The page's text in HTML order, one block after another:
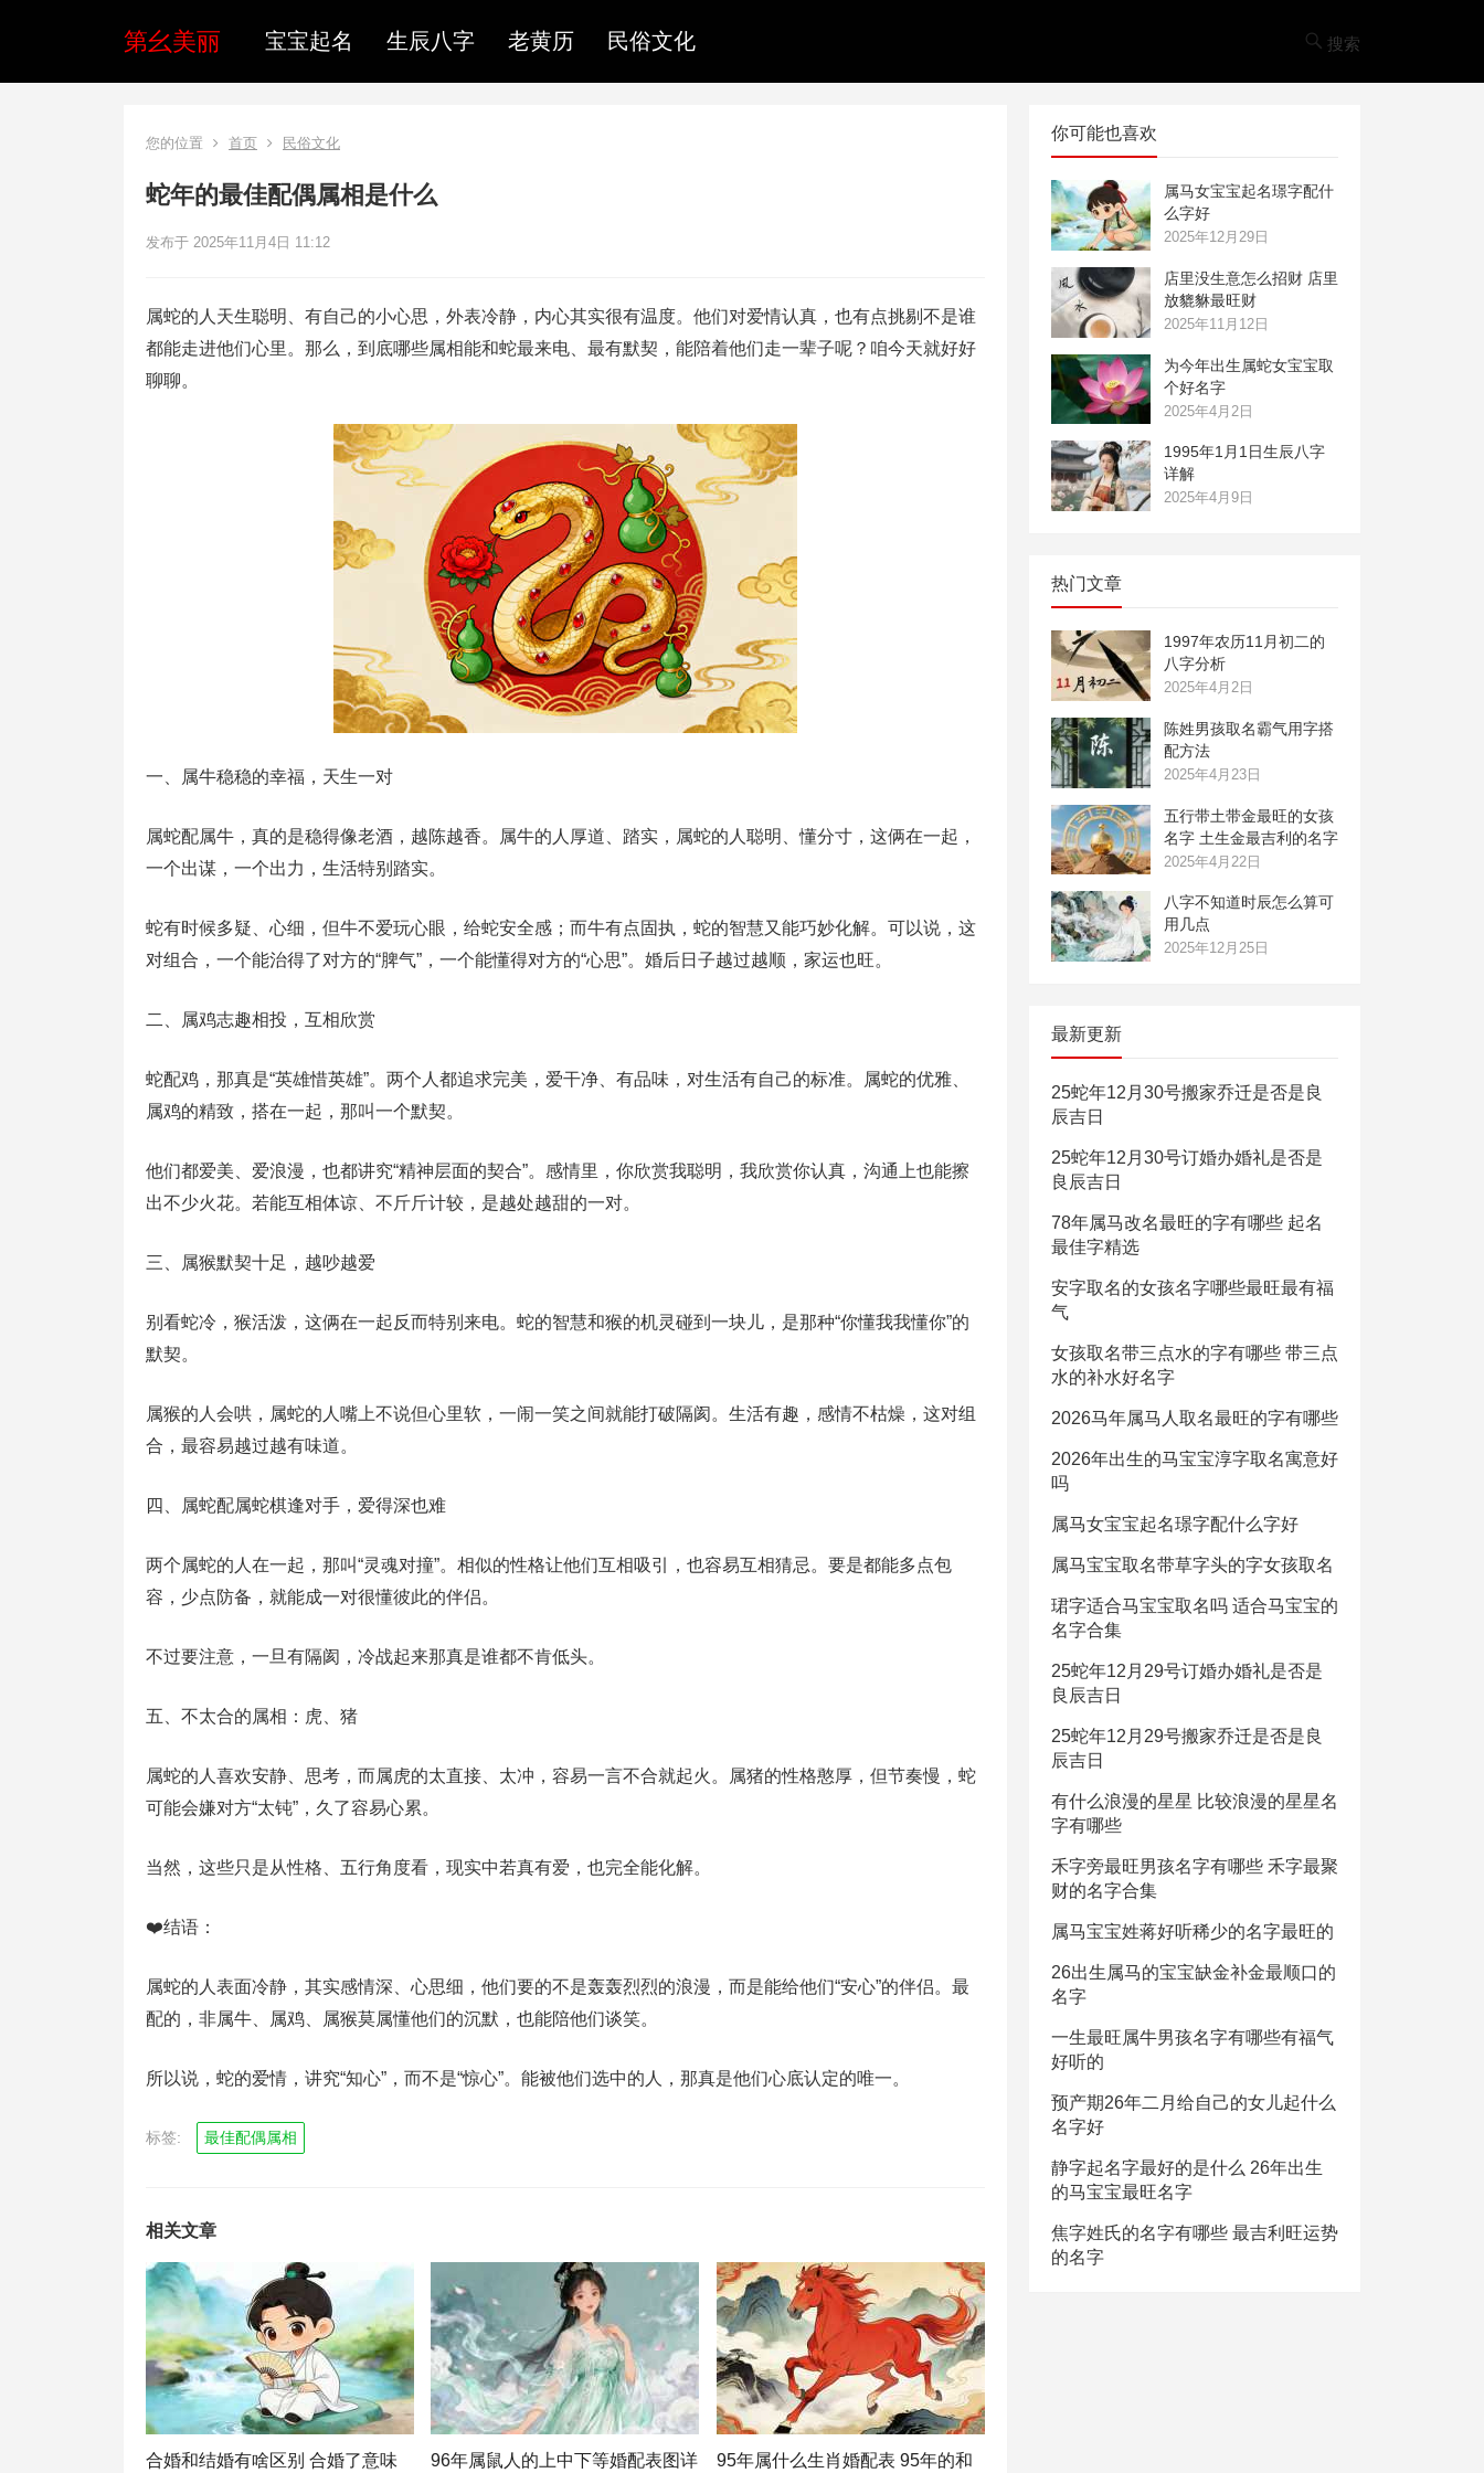
第幺美丽 宝宝起名 生辰八字 老黄历 民俗文化 搜索
您的位置 首页 民俗文化
蛇年的最佳配偶属相是什么
发布于 2025年11月4日 11:12
属蛇的人天生聪明、有自己的小心思，外表冷静，内心其实很有温度。他们对爱情认真，也有点挑剔不是谁
都能走进他们心里。那么，到底哪些属相能和蛇最来电、最有默契，能陪着他们走一辈子呢？咱今天就好好
聊聊。
一、属牛稳稳的幸福，天生一对
属蛇配属牛，真的是稳得像老酒，越陈越香。属牛的人厚道、踏实，属蛇的人聪明、懂分寸，这俩在一起，
一个出谋，一个出力，生活特别踏实。
蛇有时候多疑、心细，但牛不爱玩心眼，给蛇安全感；而牛有点固执，蛇的智慧又能巧妙化解。可以说，这
对组合，一个能治得了对方的“脾气”，一个能懂得对方的“心思”。婚后日子越过越顺，家运也旺。
二、属鸡志趣相投，互相欣赏
蛇配鸡，那真是“英雄惜英雄”。两个人都追求完美，爱干净、有品味，对生活有自己的标准。属蛇的优雅、
属鸡的精致，搭在一起，那叫一个默契。
他们都爱美、爱浪漫，也都讲究“精神层面的契合”。感情里，你欣赏我聪明，我欣赏你认真，沟通上也能擦
出不少火花。若能互相体谅、不斤斤计较，是越处越甜的一对。
三、属猴默契十足，越吵越爱
别看蛇冷，猴活泼，这俩在一起反而特别来电。蛇的智慧和猴的机灵碰到一块儿，是那种“你懂我我懂你”的
默契。
属猴的人会哄，属蛇的人嘴上不说但心里软，一闹一笑之间就能打破隔阂。生活有趣，感情不枯燥，这对组
合，最容易越过越有味道。
四、属蛇配属蛇棋逢对手，爱得深也难
两个属蛇的人在一起，那叫“灵魂对撞”。相似的性格让他们互相吸引，也容易互相猜忌。要是都能多点包
容，少点防备，就能成一对很懂彼此的伴侣。
不过要注意，一旦有隔阂，冷战起来那真是谁都不肯低头。
五、不太合的属相：虎、猪
属蛇的人喜欢安静、思考，而属虎的太直接、太冲，容易一言不合就起火。属猪的性格憨厚，但节奏慢，蛇
可能会嫌对方“太钝”，久了容易心累。
当然，这些只是从性格、五行角度看，现实中若真有爱，也完全能化解。
❤️结语：
属蛇的人表面冷静，其实感情深、心思细，他们要的不是轰轰烈烈的浪漫，而是能给他们“安心”的伴侣。最
配的，非属牛、属鸡、属猴莫属懂他们的沉默，也能陪他们谈笑。
所以说，蛇的爱情，讲究“知心”，而不是“惊心”。能被他们选中的人，那真是他们心底认定的唯一。
标签: 最佳配偶属相
相关文章
合婚和结婚有啥区别 合婚了意味 96年属鼠人的上中下等婚配表图详 95年属什么生肖婚配表 95年的和
你可能也喜欢
属马女宝宝起名璟字配什
么字好
2025年12月29日
店里没生意怎么招财 店里
放貔貅最旺财
2025年11月12日
为今年出生属蛇女宝宝取
个好名字
2025年4月2日
1995年1月1日生辰八字
详解
2025年4月9日
热门文章
1997年农历11月初二的
八字分析
2025年4月2日
陈姓男孩取名霸气用字搭
配方法
2025年4月23日
五行带土带金最旺的女孩
名字 土生金最吉利的名字
2025年4月22日
八字不知道时辰怎么算可
用几点
2025年12月25日
最新更新
25蛇年12月30号搬家乔迁是否是良
辰吉日
25蛇年12月30号订婚办婚礼是否是
良辰吉日
78年属马改名最旺的字有哪些 起名
最佳字精选
安字取名的女孩名字哪些最旺最有福
气
女孩取名带三点水的字有哪些 带三点
水的补水好名字
2026马年属马人取名最旺的字有哪些
2026年出生的马宝宝淳字取名寓意好
吗
属马女宝宝起名璟字配什么字好
属马宝宝取名带草字头的字女孩取名
珺字适合马宝宝取名吗 适合马宝宝的
名字合集
25蛇年12月29号订婚办婚礼是否是
良辰吉日
25蛇年12月29号搬家乔迁是否是良
辰吉日
有什么浪漫的星星 比较浪漫的星星名
字有哪些
禾字旁最旺男孩名字有哪些 禾字最聚
财的名字合集
属马宝宝姓蒋好听稀少的名字最旺的
26出生属马的宝宝缺金补金最顺口的
名字
一生最旺属牛男孩名字有哪些有福气
好听的
预产期26年二月给自己的女儿起什么
名字好
静字起名字最好的是什么 26年出生
的马宝宝最旺名字
焦字姓氏的名字有哪些 最吉利旺运势
的名字